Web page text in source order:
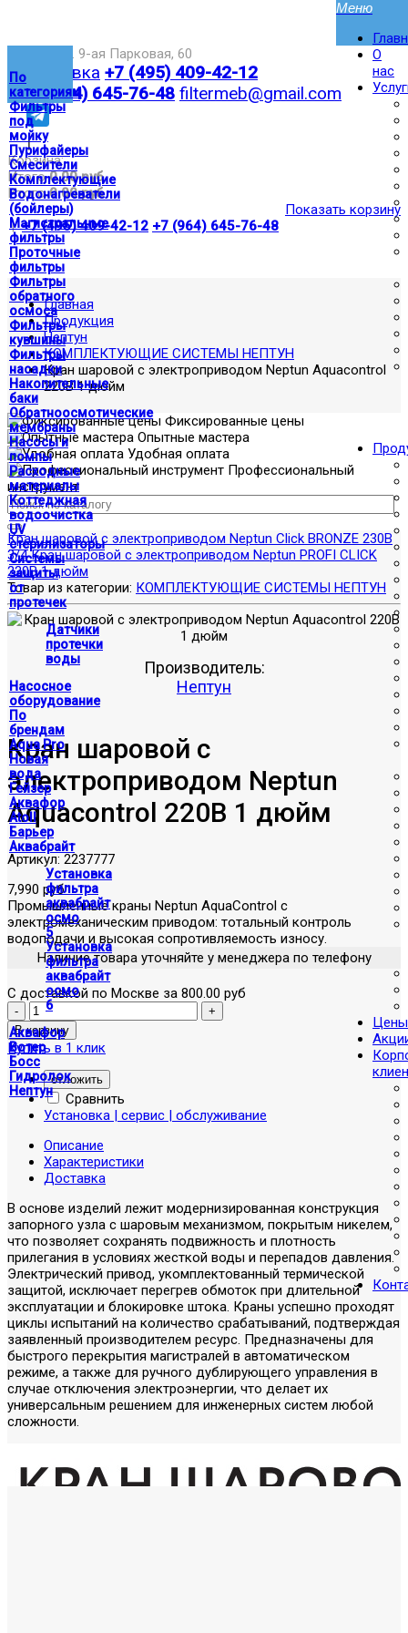
По
категориям
Фильтры
под
мойку
Пурифайеры
Смесители
Комплектующие
Водонагреватели
(бойлеры)
Магистральные
фильтры
Проточные
фильтры
Фильтры
обратного
осмоса
Фильтры
кувшины
Фильтры
насадки
Накопительные
баки
Обратноосмотические
мембраны
Насосы и
помпы
Расходные
материалы
Коттеджная
водоочистка
UV
стерилизаторы
Системы
защиты
от
протечек
Датчики
протечки
воды
Насосное
оборудование
По
брендам
Aqua Pro
Новая
вода
Гейзер
Аквафор
Atoll
Барьер
Аквабрайт
Установка
фильтра
аквабрайт
осмо
5
Установка
фильтра
аквабрайт
осмо
6
Аквафор
Вотер
Босс
Гидролок
Нептун
Москва,ул. 9-ая Парковая, 60
Доставка +7 (495) 409-42-12
+7 (964) 645-76-48 filtermeb@gmail.com
|
Корзина:
Итого0.00 руб
Итого0.00 руб
Показать корзину
| +7 (495) 409-42-12 +7 (964) 645-76-48
О
нас
Цены
Главная
Продукция
Нептун
КОМПЛЕКТУЮЩИЕ СИСТЕМЫ НЕПТУН
Кран шаровой с электроприводом Neptun Aquacontrol
220В 1 дюйм
Фиксированные цены
Опытные мастера
Удобная оплата
Профессиональный
инструмент
Кран шаровой с электроприводом Neptun Click BRONZE 230В
3/4Кран шаровой с электроприводом Neptun PROFI CLICK
220В 1 дюйм
Товар из категории: КОМПЛЕКТУЮЩИЕ СИСТЕМЫ НЕПТУН
Производитель:
Нептун
Кран шаровой с
электроприводом Neptun
Aquacontrol 220В 1 дюйм
Артикул: 2237777
7,990 руб
Промышленные краны Neptun AquaControl с
электромеханическим приводом: тотальный контроль
водоподачи и высокая сопротивляемость износу.
Наличие товара уточняйте у менеджера по телефону
С доставкой по Москве за 800.00 руб
Купить в 1 клик
отложить
Сравнить
Установка | сервис | обслуживание
Описание
Характеристики
Доставка
В основе изделий лежит модернизированная конструкция
запорного узла с шаровым механизмом, покрытым никелем,
что позволяет сохранять подвижность и плотность
прилегания в условиях жесткой воды и перепадов давления.
Электрический привод, укомплектованный термической
защитой, исключает перегрев обмоток при длительной
эксплуатации и блокировке штока. Краны успешно проходят
циклы испытаний на количество срабатываний, подтверждая
заявленный производителем ресурс. Предназначены для
быстрого перекрытия магистралей в автоматическом
режиме, а также для ручного дублирующего управления в
случае отключения электроэнергии, что делает их
универсальным решением для инженерных систем любой
сложности.